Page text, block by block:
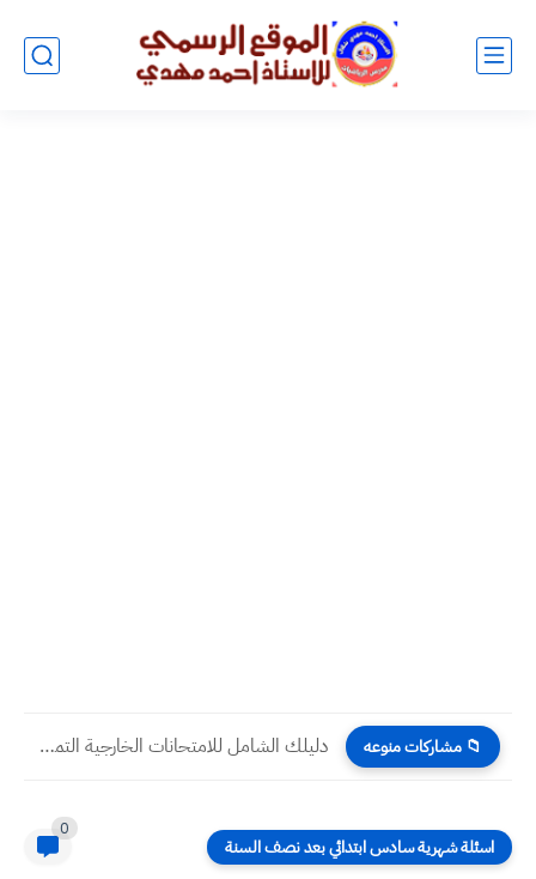
📁 مشاركات منوعه دليلك الشامل للامتحانات الخارجية التمهيدية والمتوسطة 2026/2025 كل ما تحتاج...
اسئلة شهرية سادس ابتدائي بعد نصف السنة
0